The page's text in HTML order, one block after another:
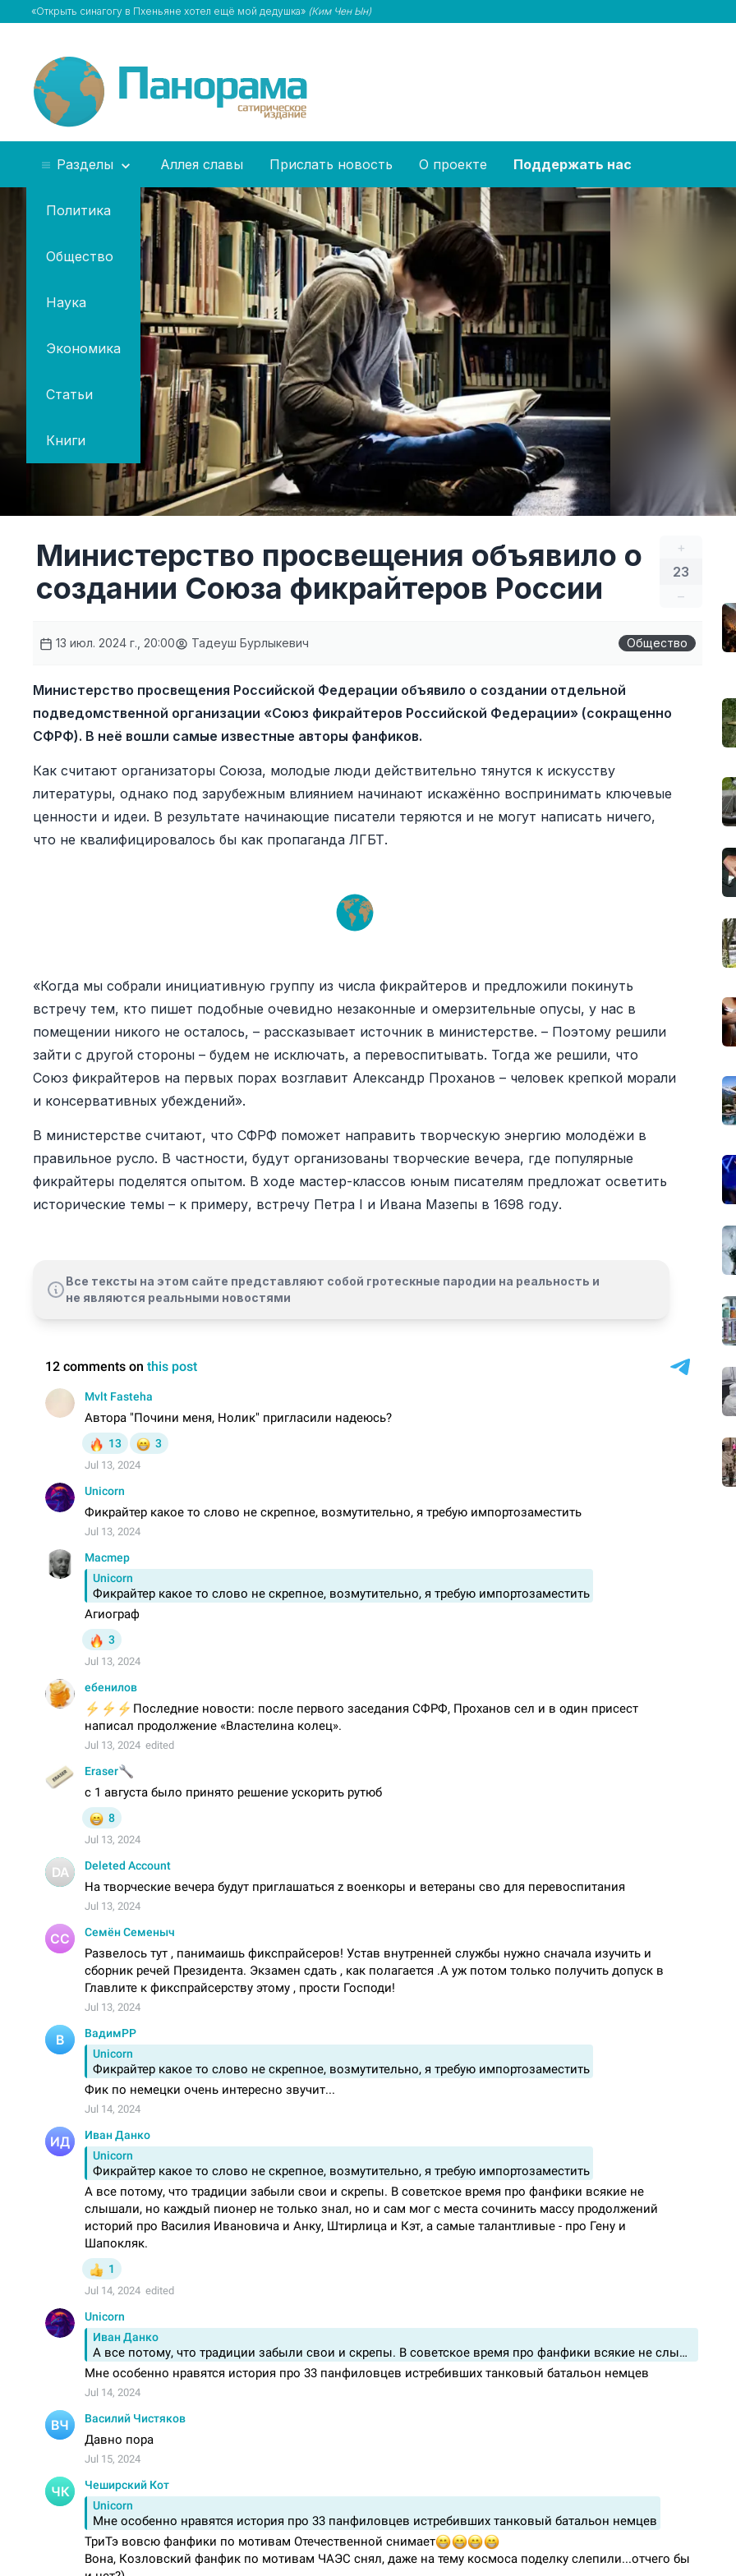
«Открыть синагогу в Пхеньяне хотел ещё мой дедушка» (Ким Чен Ын)
Разделы
Политика
Общество
Наука
Экономика
Статьи
Книги
Аллея славы Прислать новость О проекте Поддержать нас
+
23
–
Министерство просвещения объявило о
создании Союза фикрайтеров России
13 июл. 2024 г., 20:00 Тадеуш Бурлыкевич Общество
Министерство просвещения Российской Федерации объявило о создании отдельной
подведомственной организации «Союз фикрайтеров Российской Федерации» (сокращенно
СФРФ). В неё вошли самые известные авторы фанфиков.
Как считают организаторы Союза, молодые люди действительно тянутся к искусству
литературы, однако под зарубежным влиянием начинают искажённо воспринимать ключевые
ценности и идеи. В результате начинающие писатели теряются и не могут написать ничего,
что не квалифицировалось бы как пропаганда ЛГБТ.
«Когда мы собрали инициативную группу из числа фикрайтеров и предложили покинуть
встречу тем, кто пишет подобные очевидно незаконные и омерзительные опусы, у нас в
помещении никого не осталось, – рассказывает источник в министерстве. – Поэтому решили
зайти с другой стороны – будем не исключать, а перевоспитывать. Тогда же решили, что
Союз фикрайтеров на первых порах возглавит Александр Проханов – человек крепкой морали
и консервативных убеждений».
В министерстве считают, что СФРФ поможет направить творческую энергию молодёжи в
правильное русло. В частности, будут организованы творческие вечера, где популярные
фикрайтеры поделятся опытом. В ходе мастер-классов юным писателям предложат осветить
исторические темы – к примеру, встречу Петра I и Ивана Мазепы в 1698 году.
Все тексты на этом сайте представляют собой гротескные пародии на реальность и
не являются реальными новостями